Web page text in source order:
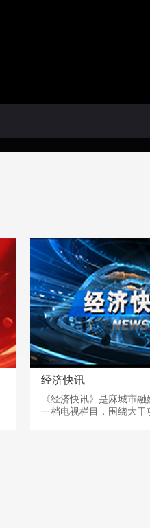
经济快讯
《经济快讯》是麻城市
一档电视栏目，围绕大干